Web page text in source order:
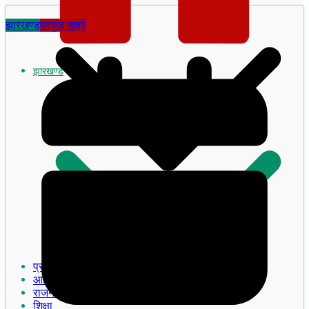
झारखण्ड
प्रमुख खबरे
आदिवासी
राजनीति
शिक्षा
झारखण्डप्रमुख खबरे